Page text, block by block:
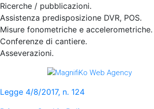
Ricerche / pubblicazioni.
Assistenza predisposizione DVR, POS.
Misure fonometriche e accelerometriche.
Conferenze di cantiere.
Asseverazioni.
Legge 4/8/2017, n. 124